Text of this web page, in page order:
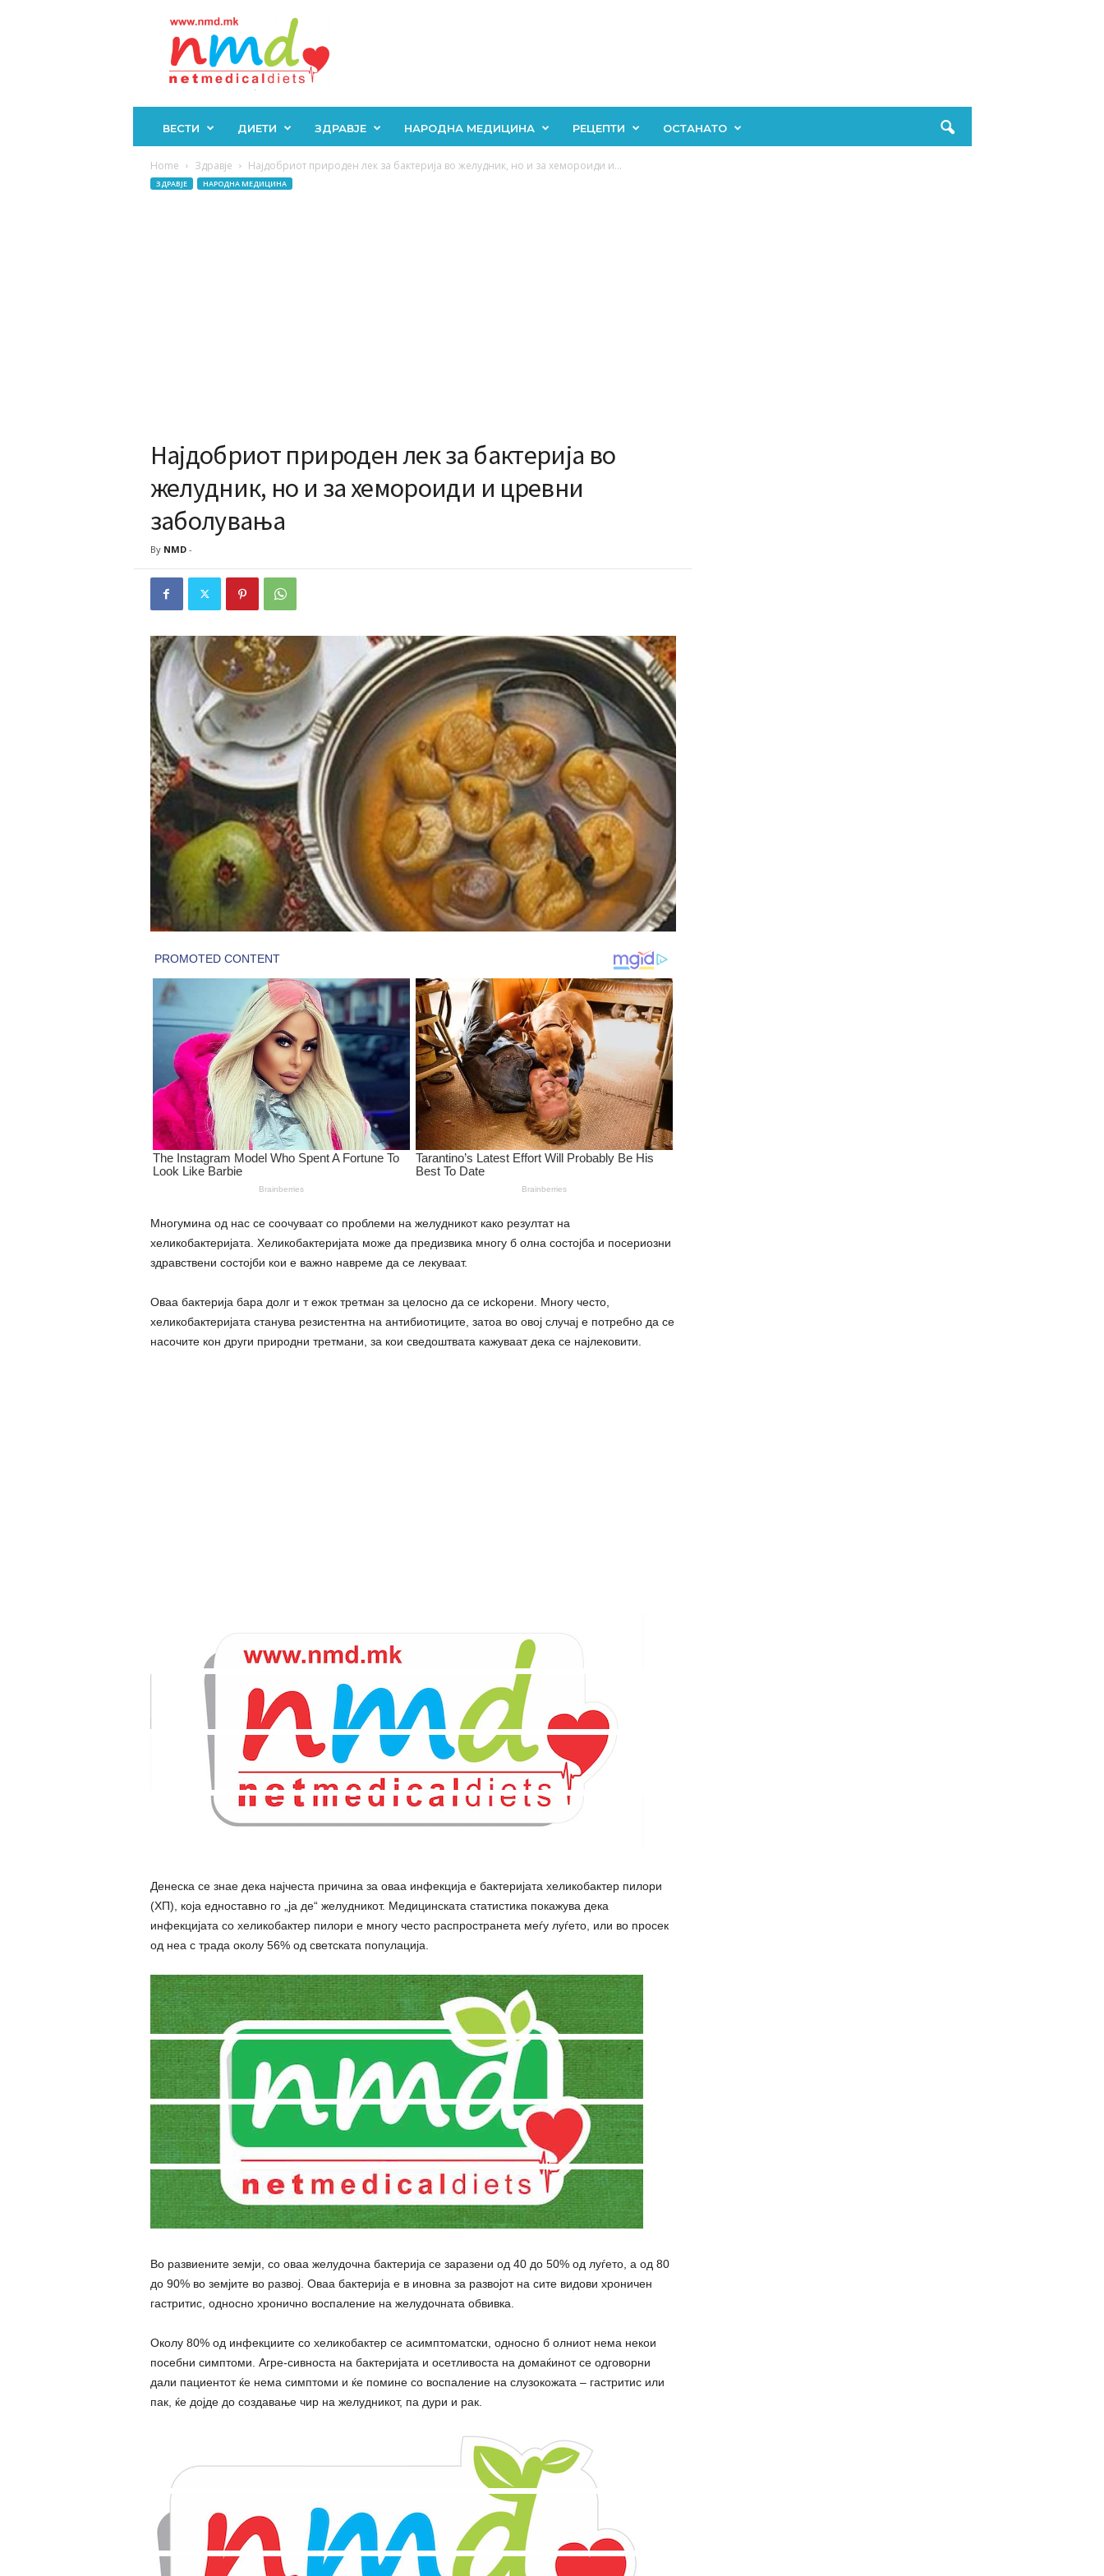
ВЕСТИ ДИЕТИ ЗДРАВЈЕ НАРОДНА МЕДИЦИНА РЕЦЕПТИ ОСТАНАТО
Home Здравје Најдобриот природен лек за бактерија во желудник, но и за хемороиди и...
ЗДРАВЈЕ НАРОДНА МЕДИЦИНА
Најдобриот природен лек за бактерија во
желудник, но и за хемороиди и цревни
заболувања
By NMD-
Многумина од нас се соочуваат со проблеми на желудникот како резултат на
хеликобактеријата. Хеликобактеријата може да предизвика многу б олна состојба и посериозни
здравствени состојби кои е важно навреме да се лекуваат.
Оваа бактерија бара долг и т ежок третман за целосно да се иckopeни. Многу често,
хеликобактеријата станува peзистентна на антибиотиците, затоа во овој случај е потребно да се
насочите кон други природни третмани, за кои сведоштвата кажуваат дека се најлековити.
Денеска се знае дека најчеста причина за оваа инфекција е бактеријата хеликобактер пилори
(ХП), која едноставно го „ja де“ желудникот. Медицинската статистика покажува дека
инфекцијата со хеликобактер пилори е многу често распространета меѓу луѓето, или во просек
од неа c тpaда околу 56% од светската популација.
Во развиените земји, со оваа желудочна бактерија се зapaзени од 40 до 50% од луѓето, а од 80
до 90% во земјите во развој. Оваа бактерија е в инoвна за развојот на сите видови хроничен
гастритис, односно хронично воспаление на желудoчната обвивка.
Околу 80% од инфекциите со хеликобактер се асимптоматски, односно б олниот нема некои
посебни симптоми. Агpe-cивноста на бактеријата и ocетливоста на домаќинот се одговорни
дали пациентот ќе нема симптоми и ќе помине со воспаление на слузокожата – гастритис или
пак, ќе дојде до создавање чир на желудникот, па дури и paк.